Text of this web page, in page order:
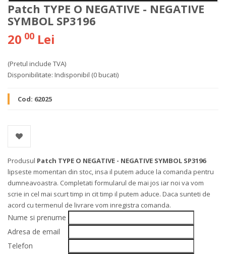
Patch TYPE O NEGATIVE - NEGATIVE
SYMBOL SP3196
20 00 Lei
(Pretul include TVA)
Disponibilitate: Indisponibil (0 bucati)
Cod: 62025
Produsul Patch TYPE O NEGATIVE - NEGATIVE SYMBOL SP3196
lipseste momentan din stoc, insa il putem aduce la comanda pentru
dumneavoastra. Completati formularul de mai jos iar noi va vom
scrie in cel mai scurt timp in cit timp il putem aduce. Daca sunteti de
acord cu termenul de livrare vom inregistra comanda.
Nume si prenume
Adresa de email
Telefon